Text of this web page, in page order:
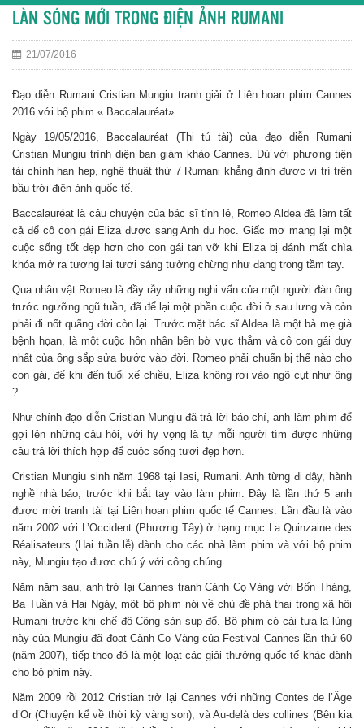
LÀN SÓNG MỚI TRONG ĐIỆN ẢNH RUMANI
21/07/2016
Đạo diễn Rumani Cristian Mungiu tranh giải ở Liên hoan phim Cannes
2016 với bộ phim « Baccalauréat».
Ngày 19/05/2016, Baccalauréat (Thi tú tài) của đạo diễn Rumani
Cristian Mungiu trình diện ban giám khảo Cannes. Dù với phương tiện
tài chính hạn hẹp, nghệ thuật thứ 7 Rumani khẳng định được vị trí trên
bầu trời điện ảnh quốc tế.
Baccalauréat là câu chuyện của bác sĩ tỉnh lẻ, Romeo Aldea đã làm tất
cả để cô con gái Eliza được sang Anh du học. Giấc mơ mang lại một
cuộc sống tốt đẹp hơn cho con gái tan vỡ khi Eliza bị đánh mất chìa
khóa mở ra tương lai tươi sáng tưởng chừng như đang trong tầm tay.
Qua nhân vật Romeo là đầy rẫy những nghi vấn của một người đàn ông
trước ngưỡng ngũ tuần, đã để lại một phần cuộc đời ở sau lưng và còn
phải đi nốt quãng đời còn lại. Trước mặt bác sĩ Aldea là một bà mẹ già
bệnh họan, là một cuộc hôn nhân bên bờ vực thẳm và cô con gái duy
nhất của ông sắp sửa bước vào đời. Romeo phải chuẩn bị thế nào cho
con gái, để khi đến tuổi xế chiều, Eliza không rơi vào ngõ cụt như ông
?
Như chính đạo diễn Cristian Mungiu đã trả lời báo chí, anh làm phim để
gợi lên những câu hỏi, với hy vọng là tự mỗi người tìm được những
câu trả lời thích hợp để cuộc sống tươi đẹp hơn.
Cristian Mungiu sinh năm 1968 tại Iasi, Rumani. Anh từng đi dậy, hành
nghề nhà báo, trước khi bắt tay vào làm phim. Đây là lần thứ 5 anh
được mời tranh tài tại Liên hoan phim quốc tế Cannes. Lần đầu là vào
năm 2002 với L’Occident (Phương Tây) ở hạng mục La Quinzaine des
Réalisateurs (Hai tuần lễ) dành cho các nhà làm phim và với bộ phim
này, Mungiu tạo được chú ý với công chúng.
Năm năm sau, anh trở lại Cannes tranh Cành Cọ Vàng với Bốn Tháng,
Ba Tuần và Hai Ngày, một bộ phim nói về chủ đề phá thai trong xã hội
Rumani trước khi chế độ Cộng sản sụp đổ. Bộ phim có cái tựa lạ lùng
này của Mungiu đã đoạt Cành Cọ Vàng của Festival Cannes lần thứ 60
(năm 2007), tiếp theo đó là một loạt các giải thưởng quốc tế khác dành
cho bộ phim này.
Năm 2009 rồi 2012 Cristian trở lại Cannes với những Contes de l’Âge
d’Or (Chuyện kể về thời kỳ vàng son), và Au-delà des collines (Bên kia